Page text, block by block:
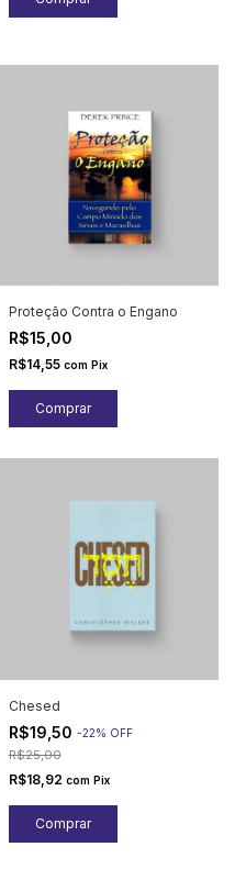
Proteção Contra o Engano
R$15,00
R$14,55 com Pix
Chesed
R$19,50 -22% OFF
R$25,00
R$18,92 com Pix